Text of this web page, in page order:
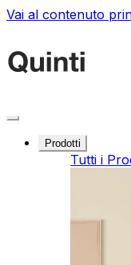
Vai al contenuto
Prodotti
Tutti i